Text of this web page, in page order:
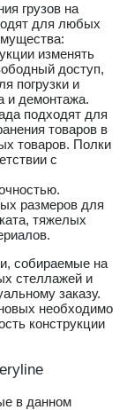
грузов на
для любых
изменять
доступ,
погрузки и
и демонтажа.
подходят для
товаров в
товаров. Полки
с
размеров для
тяжелых
собираемые на
стеллажей и
заказу.
необходимо
конструкции
в данном